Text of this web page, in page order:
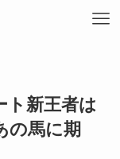
ト新王者は
の馬に期